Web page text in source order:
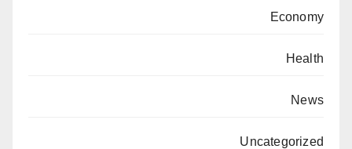
Economy
Health
News
Uncategorized